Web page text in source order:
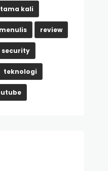
kali
review
security
teknologi